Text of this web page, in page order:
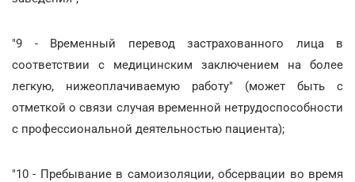
"9 - Временный перевод застрахованного лица в
соответствии с медицинским заключением на более
легкую, нижеоплачиваемую работу" (может быть с
отметкой о связи случая временной нетрудоспособности
с профессиональной деятельностью пациента);
"10 - Пребывание в самоизоляции, обсервации во время